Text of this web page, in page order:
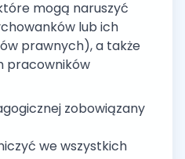
mogą naruszyć
lub ich
prawnych), a także
pracowników
zobowiązany
we wszystkich